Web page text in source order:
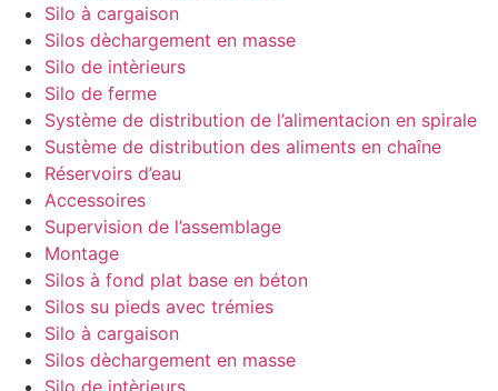
Silo à cargaison
Silos dèchargement en masse
Silo de intèrieurs
Silo de ferme
Système de distribution de l’alimentacion en spirale
Sustème de distribution des aliments en chaîne
Réservoirs d’eau
Accessoires
Supervision de l’assemblage
Montage
Silos à fond plat base en béton
Silos su pieds avec trémies
Silo à cargaison
Silos dèchargement en masse